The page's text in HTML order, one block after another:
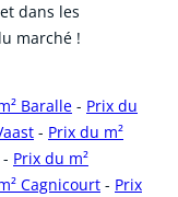
dans les
marché !
Baralle - Prix du
- Prix du m²
- Prix du m²
Cagnicourt - Prix